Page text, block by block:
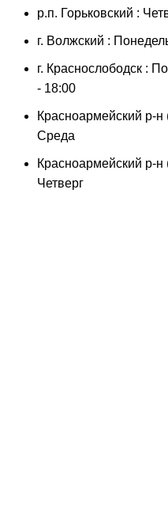
р.п. Горьковский :
г. Волжский :
г. Краснослободск :
- 18:00
Красноармейский р-н
Среда
Красноармейский р-н
Четверг